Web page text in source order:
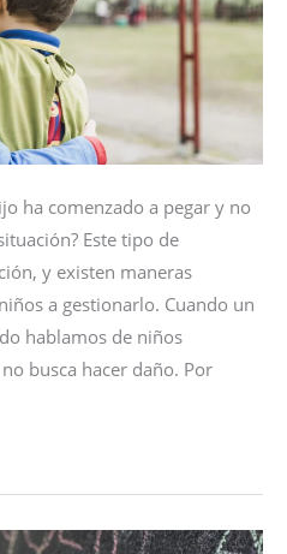
ha comenzado a pegar y no
Este tipo de
y existen maneras
a gestionarlo. Cuando un
hablamos de niños
busca hacer daño. Por